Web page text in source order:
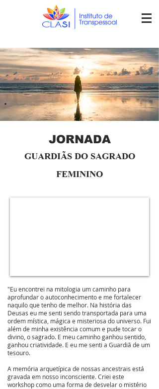
JORNADA
GUARDIÃS DO SAGRADO
FEMININO
"Eu encontrei na mitologia um caminho para
aprofundar o autoconhecimento e me fortalecer
naquilo que tenho de melhor. Na história das
Deusas eu me senti sendo transportada para uma
ordem mística, mágica e misteriosa do universo. Fui
além de minha existência comum e pude tocar o
divino, o sagrado. E meu caminho ganhou sentido,
ganhou criatividade. E eu me senti a Guardiã de um
tesouro.
A memória arquetípica de nossas ancestrais está
gravada em nosso inconsciente. Criei este
workshop como uma forma de desvelar o mistério